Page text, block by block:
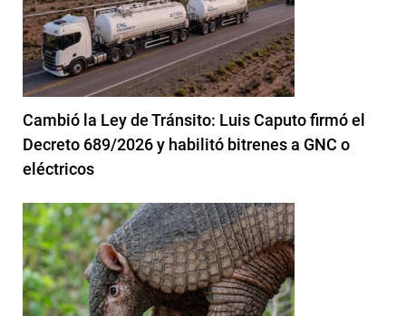
Cambió la Ley de Tránsito: Luis Caputo firmó el
Decreto 689/2026 y habilitó bitrenes a GNC o
eléctricos